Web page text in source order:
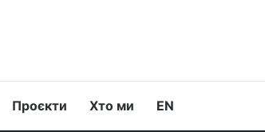
Проєкти Хто ми EN